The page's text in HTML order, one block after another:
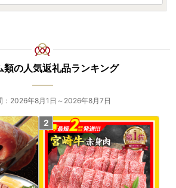
類の人気返礼品ランキング
：2026年8月1日～2026年8月7日